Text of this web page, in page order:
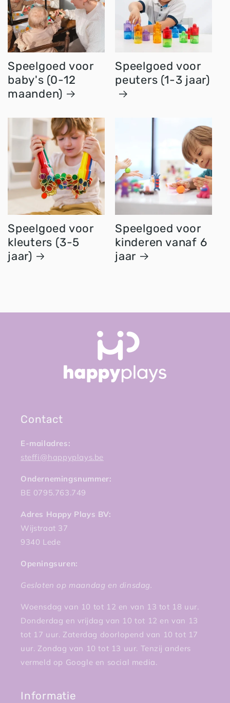
Speelgoed voor
baby's (0-12
maanden)
Speelgoed voor
peuters (1-3 jaar)
Speelgoed voor
kleuters (3-5
jaar)
Speelgoed voor
kinderen vanaf 6
jaar
Contact
E-mailadres:
steffi@happyplays.be
Ondernemingsnummer:
BE 0795.763.749
Adres Happy Plays BV:
Wijstraat 37
9340 Lede
Openingsuren:
Gesloten op maandag en dinsdag.
Woensdag van 10 tot 12 en van 13 tot 18 uur.
Donderdag en vrijdag van 10 tot 12 en van 13
tot 17 uur. Zaterdag doorlopend van 10 tot 17
uur. Zondag van 10 tot 13 uur. Tenzij anders
vermeld op Google en social media.
Informatie